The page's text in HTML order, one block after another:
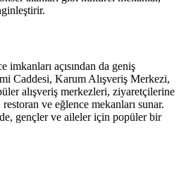
imkanları açısından da geniş
Caddesi, Karum Alışveriş Merkezi,
alışveriş merkezleri, ziyaretçilerine
ve eğlence mekanları sunar.
gençler ve aileler için popüler bir